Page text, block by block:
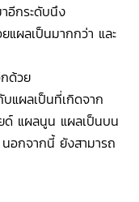
อีกระดับนึง
แผลเป็นมากกว่า และ
ด้วย
บแผลเป็นที่เกิดจาก
ด์ แผลนูน แผลเป็นบน
อกจากนี้ ยังสามารถ